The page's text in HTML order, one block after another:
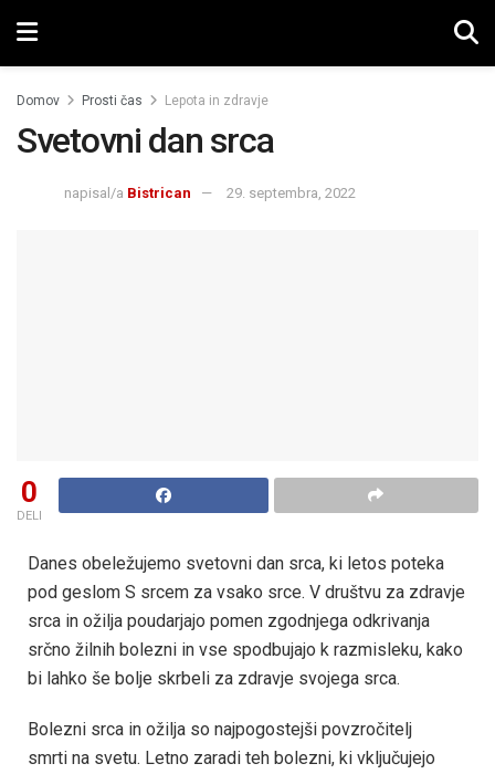
Domov Prosti čas Lepota in zdravje
Svetovni dan srca
napisal/a Bistrican 29. septembra, 2022
0
DELI
Danes obeležujemo svetovni dan srca, ki letos poteka
pod geslom S srcem za vsako srce. V društvu za zdravje
srca in ožilja poudarjajo pomen zgodnjega odkrivanja
srčno žilnih bolezni in vse spodbujajo k razmisleku, kako
bi lahko še bolje skrbeli za zdravje svojega srca.
Bolezni srca in ožilja so najpogostejši povzročitelj
smrti na svetu. Letno zaradi teh bolezni, ki vključujejo